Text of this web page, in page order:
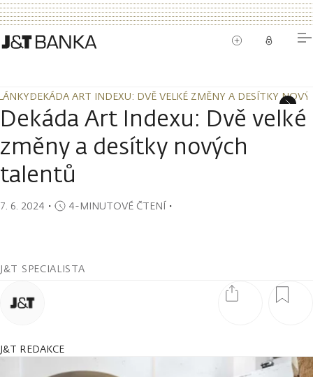
DEKÁDA ART INDEXU: DVĚ VELKÉ ZMĚNY A DESÍTKY
DEKÁDA ART INDEXU: DVĚ VELKÉ ZMĚNY A DESÍTKY
Dekáda Art Indexu: Dvě velké
změny a desítky nových
talentů
7. 6. 2024 ・ 4-MINUTOVÉ ČTENÍ・
J&T SPECIALISTA
J&T REDAKCE